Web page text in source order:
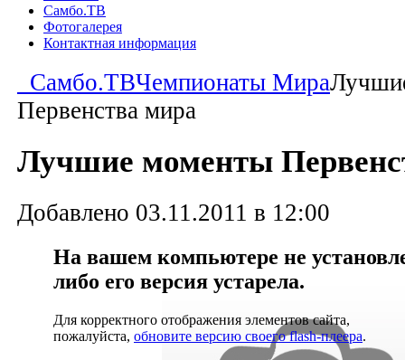
Самбо.ТВ
Фотогалерея
Контактная информация
Самбо.ТВЧемпионаты Мира
Первенства мира
Лучшие моменты
Добавлено 03.11.2011 в 12:00
На вашем компьютере не
либо его версия устарела.
Для корректного отображения элементов сайта,
пожалуйста, обновите версию своего flash-плеера.